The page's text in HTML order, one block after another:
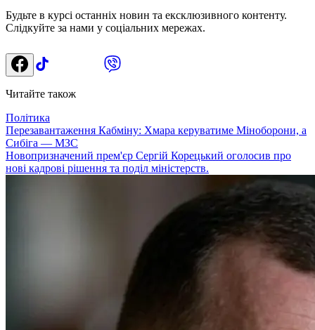
Будьте в курсі останніх новин та ексклюзивного контенту.
Слідкуйте за нами у соціальних мережах.
Читайте також
Політика
Перезавантаження Кабміну: Хмара керуватиме Міноборони, а
Сибіга — МЗС
Новопризначений прем'єр Сергій Корецький оголосив про
нові кадрові рішення та поділ міністерств.